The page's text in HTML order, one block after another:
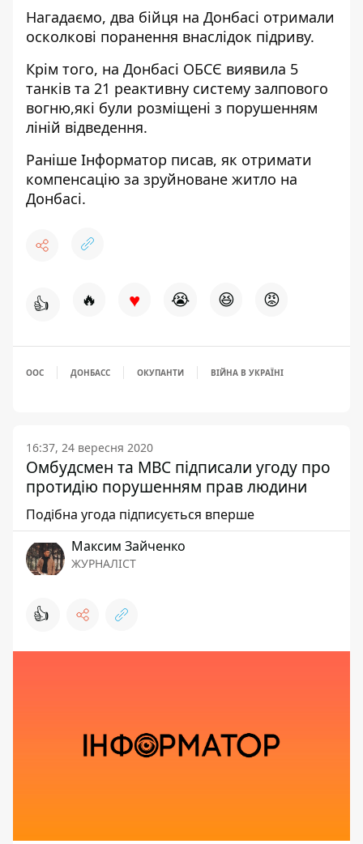
Нагадаємо, два бійця на Донбасі отримали
осколкові поранення внаслідок підриву.
Крім того, на Донбасі ОБСЄ виявила 5
танків та 21 реактивну систему залпового
вогню,які були розміщені з порушенням
ліній відведення.
Раніше Інформатор писав, як отримати
компенсацію за зруйноване житло на
Донбасі.
👍 🔥 ♥ 😭 😆 😡
ООС ДОНБАСС ОКУПАНТИ ВІЙНА В УКРАЇНІ
16:37, 24 вересня 2020
Омбудсмен та МВС підписали угоду про
протидію порушенням прав людини
Подібна угода підписується вперше
Максим Зайченко
ЖУРНАЛІСТ
👍